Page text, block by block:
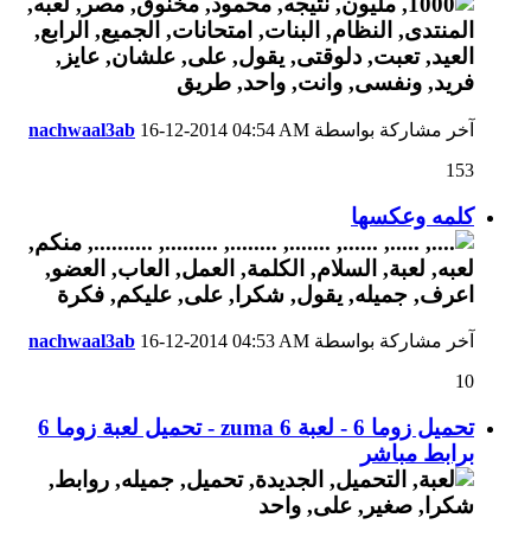
آخر مشاركة بواسطة nachwaal3ab 16-12-2014 04:54 AM
153
كلمه وعكسها
آخر مشاركة بواسطة nachwaal3ab 16-12-2014 04:53 AM
10
تحميل زوما 6 - لعبة zuma 6 - تحميل لعبة زوما 6
برابط مباشر